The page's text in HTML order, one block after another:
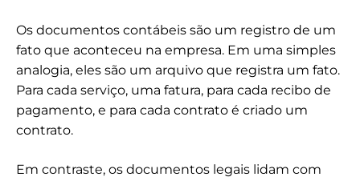
Os documentos contábeis são um registro de um
fato que aconteceu na empresa. Em uma simples
analogia, eles são um arquivo que registra um fato.
Para cada serviço, uma fatura, para cada recibo de
pagamento, e para cada contrato é criado um
contrato.
Em contraste, os documentos legais lidam com